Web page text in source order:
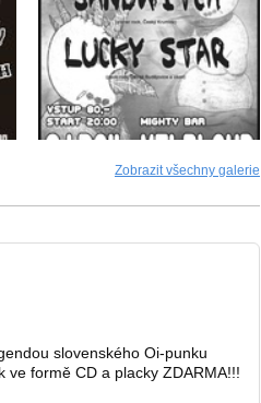
Zobrazit všechny galerie
slovenského Oi-punku
formě CD a placky ZDARMA!!!